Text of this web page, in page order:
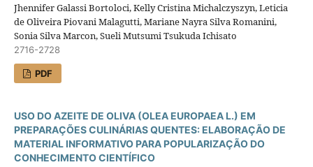
Jhennifer Galassi Bortoloci, Kelly Cristina Michalczyszyn, Leticia
de Oliveira Piovani Malagutti, Mariane Nayra Silva Romanini,
Sonia Silva Marcon, Sueli Mutsumi Tsukuda Ichisato
2716-2728
PDF
USO DO AZEITE DE OLIVA (OLEA EUROPAEA L.) EM
PREPARAÇÕES CULINÁRIAS QUENTES: ELABORAÇÃO DE
MATERIAL INFORMATIVO PARA POPULARIZAÇÃO DO
CONHECIMENTO CIENTÍFICO